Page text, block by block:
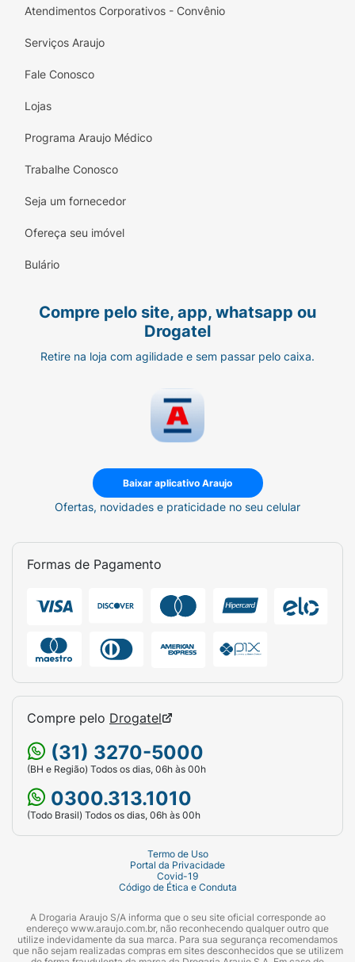
Atendimentos Corporativos - Convênio
Serviços Araujo
Fale Conosco
Lojas
Programa Araujo Médico
Trabalhe Conosco
Seja um fornecedor
Ofereça seu imóvel
Bulário
Compre pelo site, app, whatsapp ou
Drogatel
Retire na loja com agilidade e sem passar pelo caixa.
Baixar aplicativo Araujo
Ofertas, novidades e praticidade no seu celular
Formas de Pagamento
Compre pelo Drogatel
(31) 3270-5000
(BH e Região) Todos os dias, 06h às 00h
0300.313.1010
(Todo Brasil) Todos os dias, 06h às 00h
Termo de Uso
Portal da Privacidade
Covid-19
Código de Ética e Conduta
A Drogaria Araujo S/A informa que o seu site oficial corresponde ao
endereço www.araujo.com.br, não reconhecendo qualquer outro que
utilize indevidamente da sua marca. Para sua segurança recomendamos
que não sejam realizadas compras em sites desconhecidos que se utilizem